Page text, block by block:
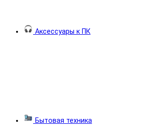
Аксессуары к ПК
Бытовая техника